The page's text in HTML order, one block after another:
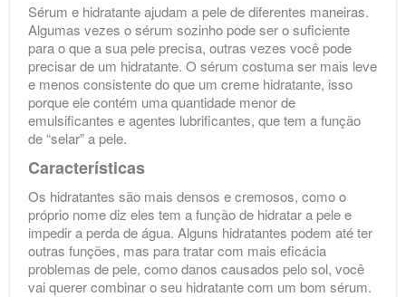
Sérum e hidratante ajudam a pele de diferentes maneiras.
Algumas vezes o sérum sozinho pode ser o suficiente
para o que a sua pele precisa, outras vezes você pode
precisar de um hidratante. O sérum costuma ser mais leve
e menos consistente do que um creme hidratante, isso
porque ele contém uma quantidade menor de
emulsificantes e agentes lubrificantes, que tem a função
de “selar” a pele.
Características
Os hidratantes são mais densos e cremosos, como o
próprio nome diz eles tem a função de hidratar a pele e
impedir a perda de água. Alguns hidratantes podem até ter
outras funções, mas para tratar com mais eficácia
problemas de pele, como danos causados pelo sol, você
vai querer combinar o seu hidratante com um bom sérum.